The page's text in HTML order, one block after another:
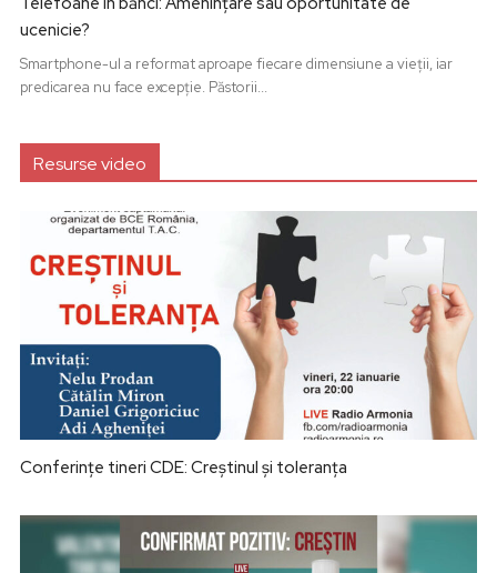
ucenicie?
Smartphone-ul a reformat aproape fiecare dimensiune a vieții, iar
predicarea nu face excepție. Păstorii...
Resurse video
Conferințe tineri CDE: Creștinul și toleranța